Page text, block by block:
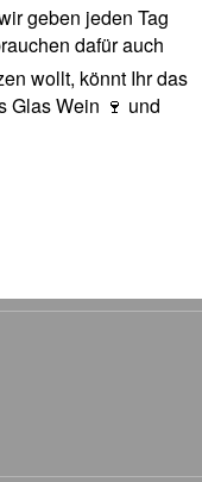
geben jeden Tag
dafür auch
wollt, könnt Ihr das
Glas Wein 🍷 und